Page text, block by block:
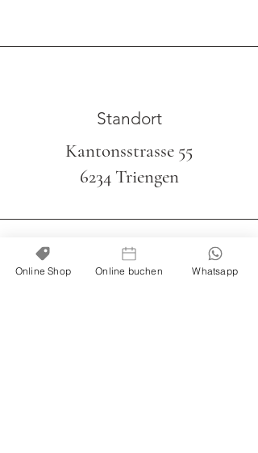
Standort
Kantonsstrasse 55
6234 Triengen
Online Shop Online buchen Whatsapp